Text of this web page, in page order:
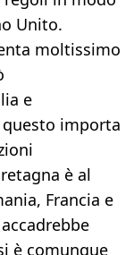
Unito.
moltissimo
e
importa
è al
Francia e
è comunque